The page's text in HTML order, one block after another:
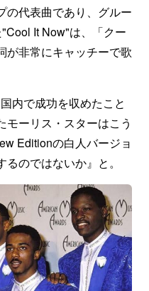
の代表曲であり、グルー
It Now"は、「クー
が非常にキャッチーで歌
内で成功を収めたこと
モーリス・スターはこう
Editionの白人バージョ
のではないか』と。